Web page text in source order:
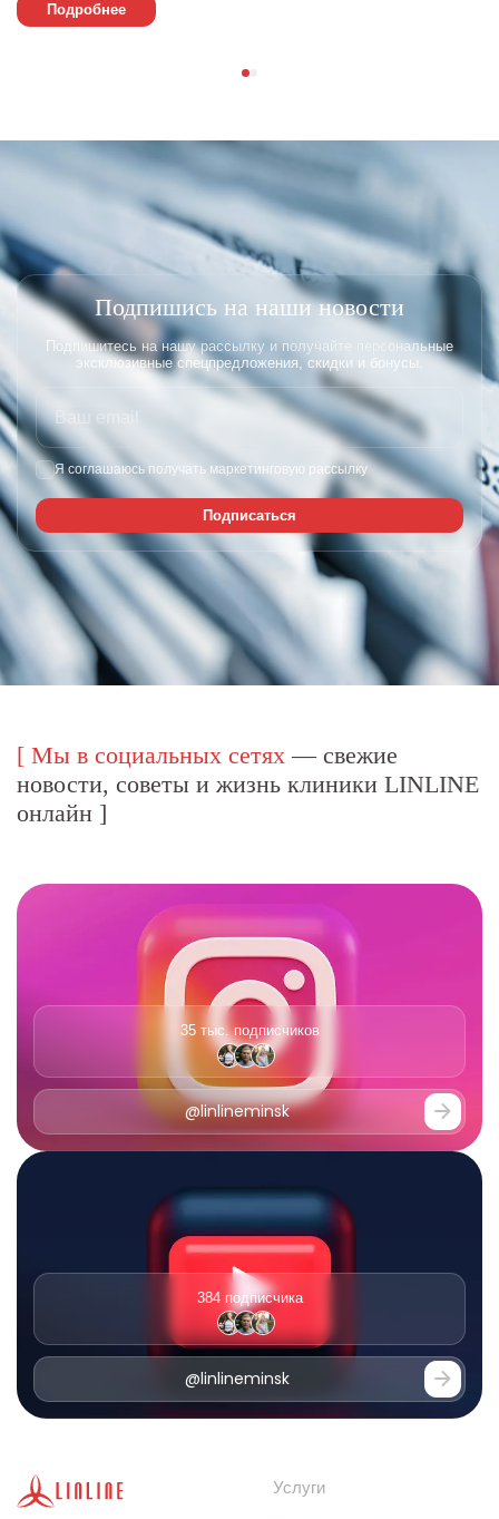
Подробнее
Лазерное удаление
Подпишись на наши новости
Подпишитесь на нашу рассылку и получайте персональные
эксклюзивные спецпредложения, скидки и бонусы.
Я соглашаюсь получать маркетинговую рассылку
Подписаться
[ Мы в социальных сетях — свежие
новости, советы и жизнь клиники LINLINE
онлайн ]
35 тыс. подписчиков
@linlineminsk
384 подписчика
@linlineminsk
Услуги